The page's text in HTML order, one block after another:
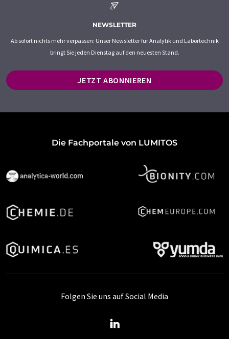
NEWSLETTER
Ab sofort nichts mehr verpassen: Unser Newsletter für Analytik und Labortechnik
bringt Sie jeden Dienstag auf den neuesten Stand.
JETZT ABONNIEREN
Die Fachportale von LUMITOS
Folgen Sie uns auf Social Media